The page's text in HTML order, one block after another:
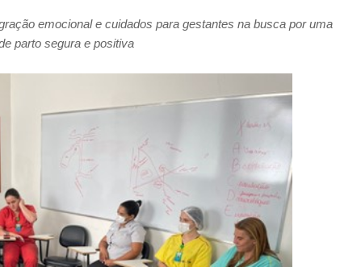
emocional e cuidados para gestantes na busca por uma
parto segura e positiva